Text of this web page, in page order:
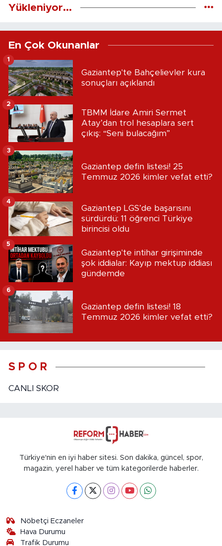
Yükleniyor...
En Çok Okunanlar
Gaziantep'te Bahçelievler kura
sonuçları açıklandı
1
TBMM İdare Amiri Sermet
Atay’dan trol hesaplara sert
çıkış: “Seni bulacağım”
2
Gaziantep defin listesi! 25
Temmuz 2026 kimler vefat etti?
3
Gaziantep LGS’de başarısını
sürdürdü: 11 öğrenci Türkiye
birincisi oldu
4
Gaziantep'te intihar girişiminde
şok iddialar: Kayıp mektup iddiası
gündemde
5
Gaziantep defin listesi! 18
Temmuz 2026 kimler vefat etti?
6
S P O R
CANLI SKOR
Türkiye'nin en iyi haber sitesi. Son dakika, güncel, spor,
magazin, yerel haber ve tüm kategorilerde haberler.
Nöbetçi Eczaneler
Hava Durumu
Trafik Durumu